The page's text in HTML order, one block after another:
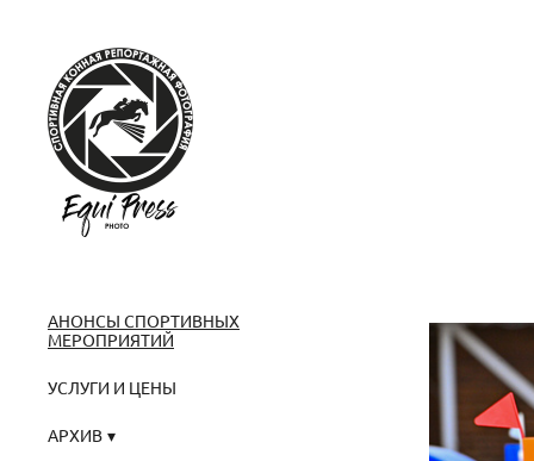
АНОНСЫ СПОРТИВНЫХ
МЕРОПРИЯТИЙ
УСЛУГИ И ЦЕНЫ
АРХИВ